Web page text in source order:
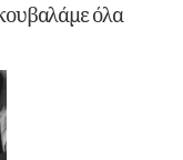
όλα